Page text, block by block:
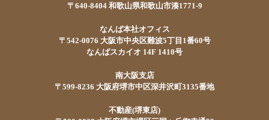
〒640-8404 和歌山県和歌山市湊1771-9
なんば本社オフィス
〒542-0076 大阪市中央区難波5丁目1番60号
なんばスカイオ 14F 1410号
南大阪支店
〒599-8236 大阪府堺市中区深井沢町3135番地
不動産(堺東店)